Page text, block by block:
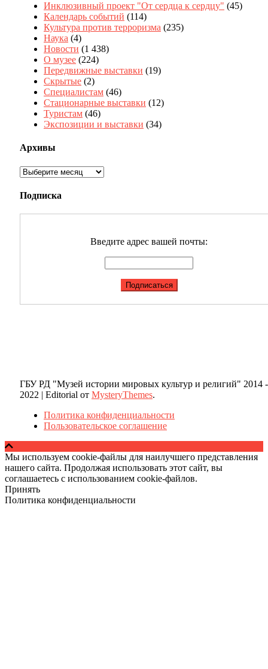
Инклюзивный проект "От сердца к сердцу" (45)
Календарь событий (114)
Культура против терроризма (235)
Наука (4)
Новости (1 438)
О музее (224)
Передвижные выставки (19)
Скрытые (2)
Специалистам (46)
Стационарные выставки (12)
Туристам (46)
Экспозиции и выставки (34)
Архивы
Архивы
Подписка
Введите адрес вашей почты:
ГБУ РД "Музей истории мировых культур и религий" 2014 -
2022 | Editorial от MysteryThemes.
Политика конфиденциальности
Пользовательское соглашение
Мы используем cookie-файлы для наилучшего представления
нашего сайта. Продолжая использовать этот сайт, вы
соглашаетесь с использованием cookie-файлов.
Принять
Политика конфиденциальности